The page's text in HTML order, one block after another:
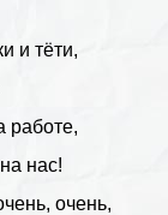
и тёти,
работе,
нас!
очень,